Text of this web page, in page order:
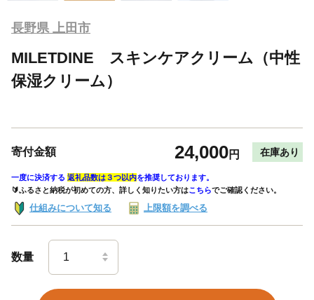
長野県 上田市
MILETDINE スキンケアクリーム（中性
保湿クリーム）
寄付金額 24,000円 在庫あり
一度に決済する 返礼品数は３つ以内を推奨しております。
🔰ふるさと納税が初めての方、詳しく知りたい方はこちらでご確認ください。
仕組みについて知る 上限額を調べる
数量